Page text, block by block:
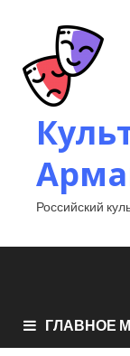
Российский
ГЛАВНОЕ